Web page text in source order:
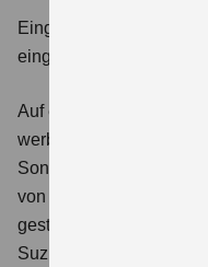
Eingeschränkte
eingebetteten Texten
Auf einigen Seiten
werblich notwendige
Sonderausstattungen
von Bildmaterialien
gestalterischen
Suzuki sowie